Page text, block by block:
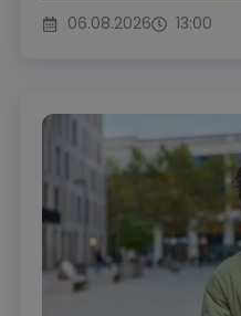
06.08.2026
13:00